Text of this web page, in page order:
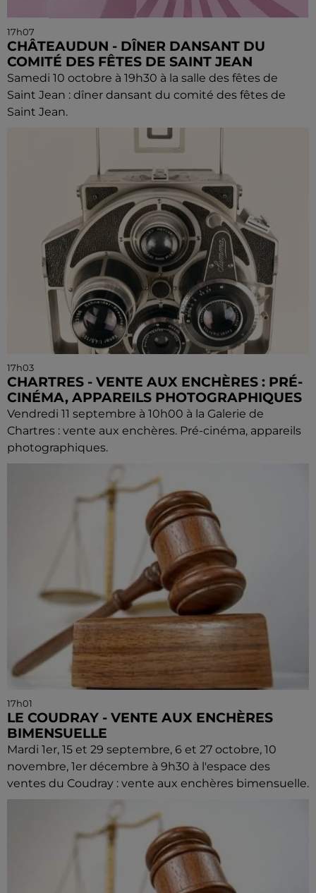
17h07
CHÂTEAUDUN - DÎNER DANSANT DU
COMITÉ DES FÊTES DE SAINT JEAN
Samedi 10 octobre à 19h30 à la salle des fêtes de
Saint Jean : dîner dansant du comité des fêtes de
Saint Jean.
17h03
CHARTRES - VENTE AUX ENCHÈRES : PRÉ-
CINÉMA, APPAREILS PHOTOGRAPHIQUES
Vendredi 11 septembre à 10h00 à la Galerie de
Chartres : vente aux enchères. Pré-cinéma, appareils
photographiques.
17h01
LE COUDRAY - VENTE AUX ENCHÈRES
BIMENSUELLE
Mardi 1er, 15 et 29 septembre, 6 et 27 octobre, 10
novembre, 1er décembre à 9h30 à l'espace des
ventes du Coudray : vente aux enchères bimensuelle.